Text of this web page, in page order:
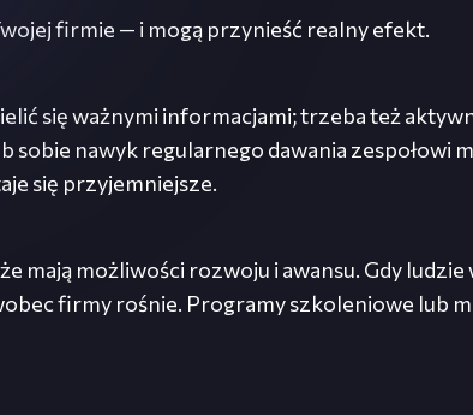
firmie — i mogą przynieść realny efekt.
się ważnymi informacjami; trzeba też
sobie nawyk regularnego dawania zespołowi
się przyjemniejsze.
mają możliwości rozwoju i awansu. Gdy
firmy rośnie. Programy szkoleniowe lub